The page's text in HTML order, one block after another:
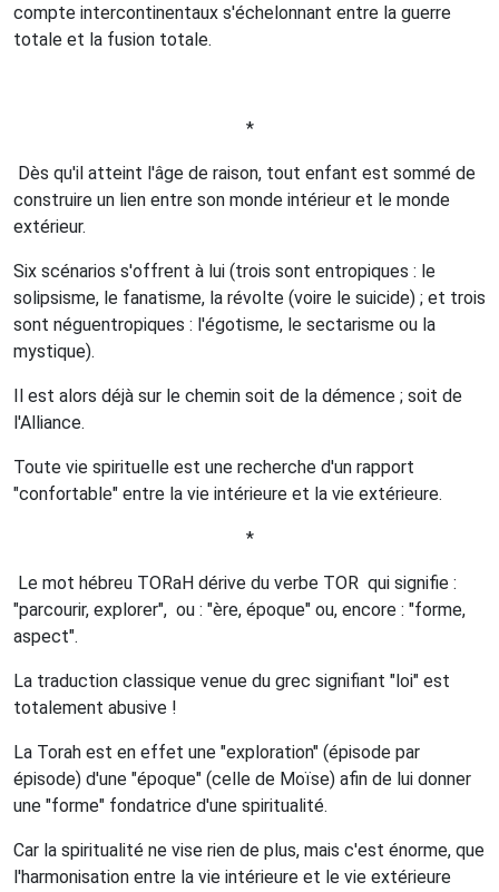
compte intercontinentaux s'échelonnant entre la guerre
totale et la fusion totale.
*
Dès qu'il atteint l'âge de raison, tout enfant est sommé de
construire un lien entre son monde intérieur et le monde
extérieur.
Six scénarios s'offrent à lui (trois sont entropiques : le
solipsisme, le fanatisme, la révolte (voire le suicide) ; et trois
sont néguentropiques : l'égotisme, le sectarisme ou la
mystique).
Il est alors déjà sur le chemin soit de la démence ; soit de
l'Alliance.
Toute vie spirituelle est une recherche d'un rapport
"confortable" entre la vie intérieure et la vie extérieure.
*
Le mot hébreu TORaH dérive du verbe TOR qui signifie :
"parcourir, explorer", ou : "ère, époque" ou, encore : "forme,
aspect".
La traduction classique venue du grec signifiant "loi" est
totalement abusive !
La Torah est en effet une "exploration" (épisode par
épisode) d'une "époque" (celle de Moïse) afin de lui donner
une "forme" fondatrice d'une spiritualité.
Car la spiritualité ne vise rien de plus, mais c'est énorme, que
l'harmonisation entre la vie intérieure et le vie extérieure